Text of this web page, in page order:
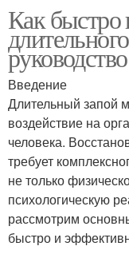
Как быстро
руководство
Введение
Длительный запой
воздействие на
человека.
требует
не только
психологическую
рассмотрим
быстро и